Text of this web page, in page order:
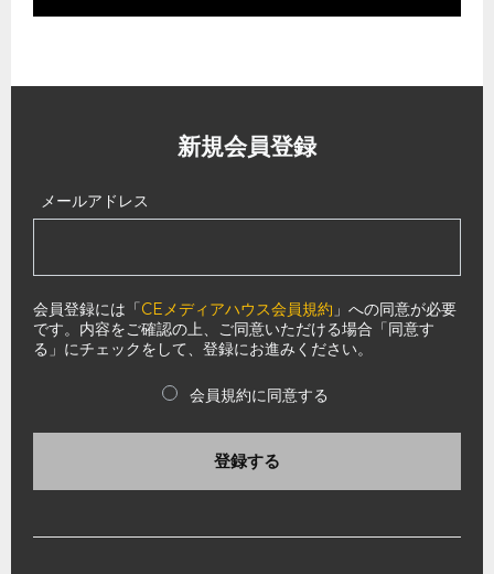
新規会員登録
メールアドレス
会員登録には「CEメディアハウス会員規約 」への同意が必要
です。内容をご確認の上、ご同意いただける場合「同意す
る」にチェックをして、登録にお進みください。
会員規約に同意する
登録する